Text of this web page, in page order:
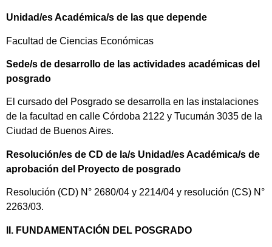
Unidad/es Académica/s de las que depende
Facultad de Ciencias Económicas
Sede/s de desarrollo de las actividades académicas del
posgrado
El cursado del Posgrado se desarrolla en las instalaciones
de la facultad en calle Córdoba 2122 y Tucumán 3035 de la
Ciudad de Buenos Aires.
Resolución/es de CD de la/s Unidad/es Académica/s de
aprobación del Proyecto de posgrado
Resolución (CD) N° 2680/04 y 2214/04 y resolución (CS) N°
2263/03.
II. FUNDAMENTACIÓN DEL POSGRADO